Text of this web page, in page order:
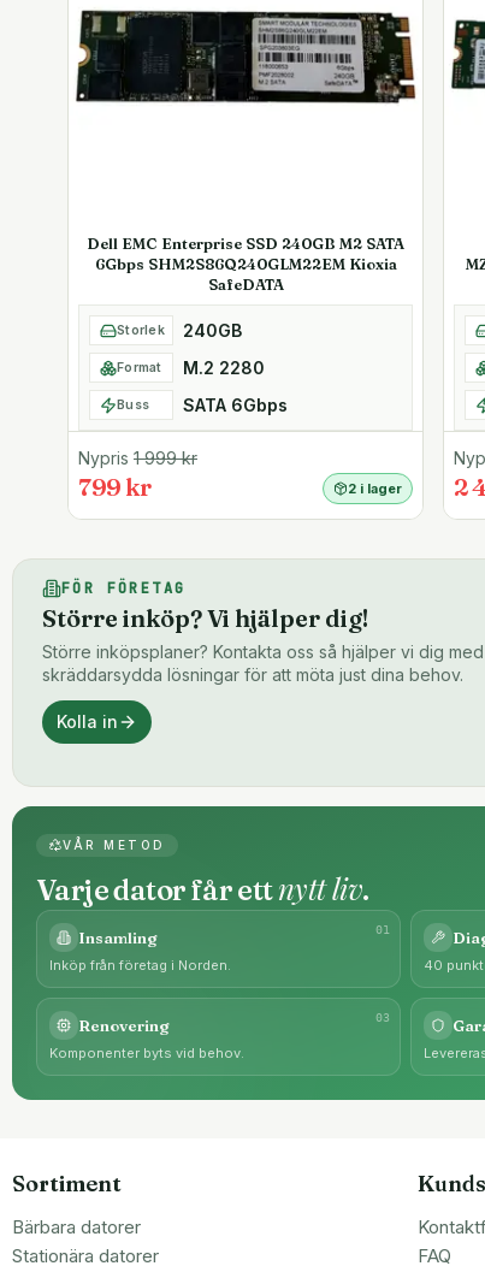
Dell EMC Enterprise SSD 240GB M2 SATA
6Gbps SHM2S86Q240GLM22EM Kioxia
SafeDATA
Storlek 240GB
Format M.2 2280
Buss SATA 6Gbps
Nypris 1 999kr
799 kr 2 i lager 2
FÖR FÖRETAG
Större inköp? Vi hjälper dig!
Större inköpsplaner? Kontakta oss så hjälper vi dig med
skräddarsydda lösningar för att möta just dina behov.
Kolla in
VÅR METOD
Varje dator får ettnytt liv.
01
Insamling
Inköp från företag i Norden. 40
03
Renovering
Komponenter byts vid behov.
Sortiment
Bärbara datorer
Stationära datorer
FAQ